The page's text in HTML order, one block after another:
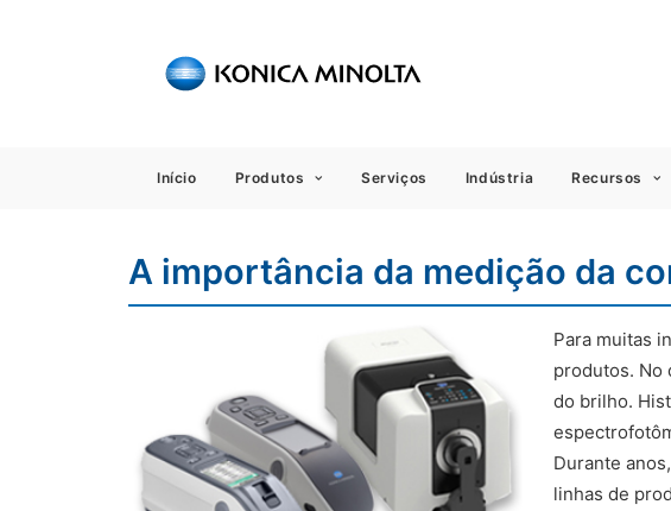
Início Produtos Serviços Indústria Recursos
A importância da medição da
Para muitas
produtos. No
do brilho.
Durante
linhas de